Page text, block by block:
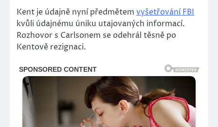
Kent je údajně nyní předmětem vyšetřování FBI
kvůli údajnému úniku utajovaných informací.
Rozhovor s Carlsonem se odehrál těsně po
Kentově rezignaci.